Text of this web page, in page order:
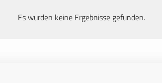
Es wurden keine Ergebnisse gefunden.